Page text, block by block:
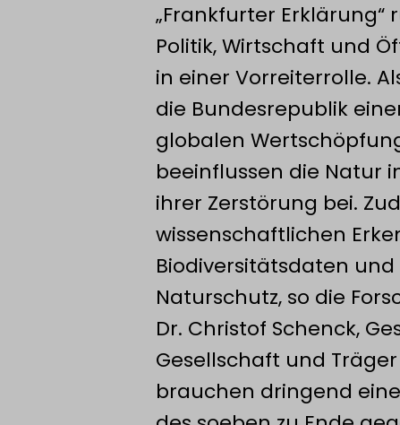
„Frankfurter Erklärung“
Politik, Wirtschaft und
in einer Vorreiterrolle.
die Bundesrepublik
globalen
beeinflussen die Natur
ihrer Zerstörung bei.
wissenschaftlichen
Biodiversitätsdaten
Naturschutz, so die
Dr. Christof Schenck,
Gesellschaft und
brauchen dringend